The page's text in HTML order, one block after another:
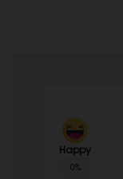
Happy
0%